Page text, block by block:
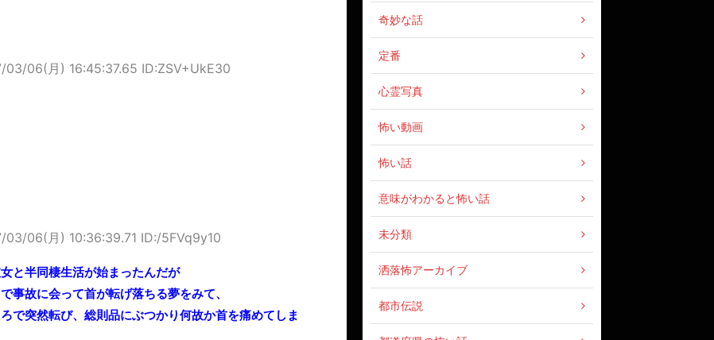
03/06(月) 16:45:37.65 ID:ZSV+UkE30
03/06(月) 10:36:39.71 ID:/5FVq9y10
と半同棲生活が始まったんだが
事故に会って首が転げ落ちる夢をみて、
で突然転び、総則品にぶつかり何故か首を痛めてしま
奇妙な話
定番
心霊写真
怖い動画
怖い話
意味がわかると怖い話
未分類
洒落怖アーカイブ
都市伝説